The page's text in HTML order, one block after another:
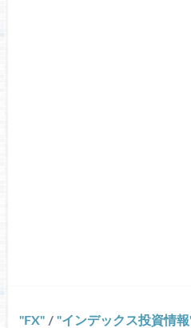
FX / インデックス投資情報